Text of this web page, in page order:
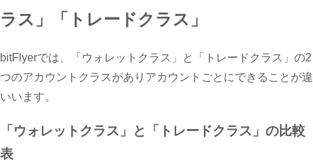
ラス」「トレードクラス」
bitFlyerでは、「ウォレットクラス」と「トレードクラス」の2
つのアカウントクラスがありアカウントごとにできることが違
いいます。
「ウォレットクラス」と「トレードクラス」の比較
表